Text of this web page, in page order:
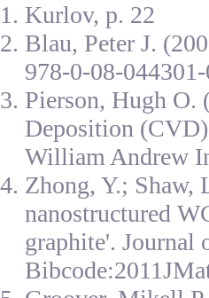
Kurlov, p. 22
Blau, Peter J.
978-0-08-
Pierson, Hugh O.
Deposition
William Andrew
Zhong, Y.; Shaw,
nanostructured
graphite'. Journal